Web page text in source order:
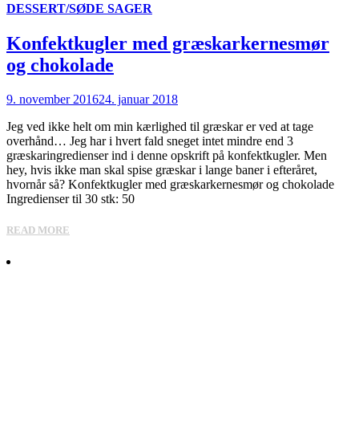
DESSERT/SØDE SAGER
Konfektkugler med græskarkernesmør
og chokolade
9. november 201624. januar 2018
Jeg ved ikke helt om min kærlighed til græskar er ved at tage
overhånd… Jeg har i hvert fald sneget intet mindre end 3
græskaringredienser ind i denne opskrift på konfektkugler. Men
hey, hvis ikke man skal spise græskar i lange baner i efteråret,
hvornår så? Konfektkugler med græskarkernesmør og chokolade
Ingredienser til 30 stk: 50
READ MORE